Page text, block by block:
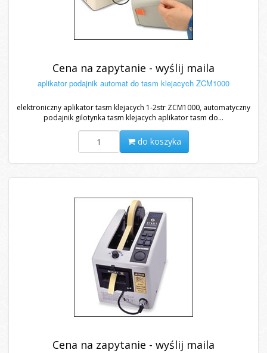
Cena na zapytanie - wyślij maila
aplikator podajnik automat do tasm klejacych ZCM1000
elektroniczny aplikator tasm klejacych 1-2str ZCM1000, automatyczny
podajnik gilotynka tasm klejacych aplikator tasm do...
do koszyka
Cena na zapytanie - wyślij maila